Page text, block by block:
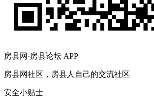
房县网·房县论坛 APP
房县网社区，房县人自己的交流社区
安全小贴士